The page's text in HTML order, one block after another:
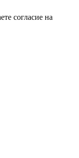
согласие на